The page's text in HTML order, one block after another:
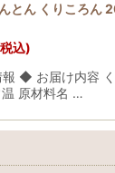
とん くりころん
込)
◆ お届け内容
温 原材料名 …